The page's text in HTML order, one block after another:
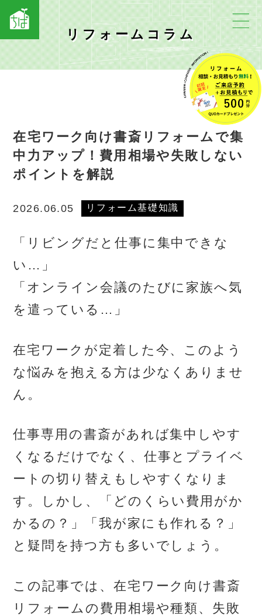
リフォームコラム
在宅ワーク向け書斎リフォームで集
中力アップ！費用相場や失敗しない
ポイントを解説
2026.06.05 リフォーム基礎知識
「リビングだと仕事に集中できな
い…」
「オンライン会議のたびに家族へ気
を遣っている…」
在宅ワークが定着した今、このよう
な悩みを抱える方は少なくありませ
ん。
仕事専用の書斎があれば集中しやす
くなるだけでなく、仕事とプライベ
ートの切り替えもしやすくなりま
す。しかし、「どのくらい費用がか
かるの？」「我が家にも作れる？」
と疑問を持つ方も多いでしょう。
この記事では、在宅ワーク向け書斎
リフォームの費用相場や種類、失敗